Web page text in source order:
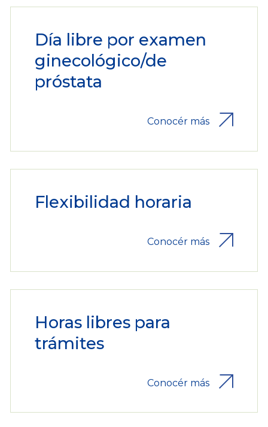
Día libre por examen
ginecológico/de
próstata
Conocér más
Flexibilidad horaria
Conocér más
Horas libres para
trámites
Conocér más